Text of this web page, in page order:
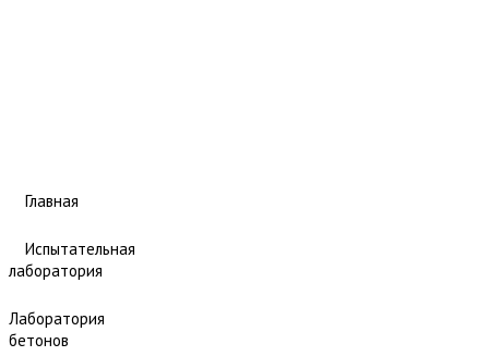
Главная
Испытательная
лаборатория
Лаборатория
бетонов